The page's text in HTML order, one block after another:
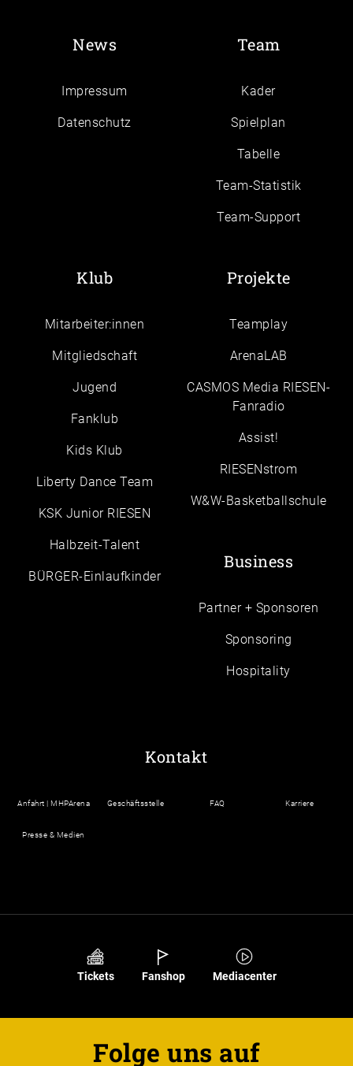
News
Impressum
Daten­schutz
Team
Kader
Spielplan
Tabelle
Team-Statistik
Team-Support
Klub
Mitarbeiter:innen
Mitgliedschaft
Jugend
Fanklub
Kids Klub
Liberty Dance Team
KSK Junior RIESEN
Halbzeit-Talent
BÜRGER-Einlaufkinder
Projekte
Teamplay
ArenaLAB
CASMOS Media RIESEN-
Fanradio
Assist!
RIESENstrom
W&W-Basketballschule
Business
Partner + Sponsoren
Sponsoring
Hospitality
Kontakt
Anfahrt | MHPArena Geschäftsstelle FAQ Karriere
Presse & Medien
Tickets Fanshop Mediacenter
Folge uns auf